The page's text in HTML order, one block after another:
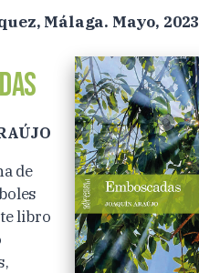
Málaga. Mayo, 2023
de
libro